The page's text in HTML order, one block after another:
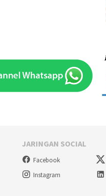
JARINGAN SOCIAL
Facebook
Instagram